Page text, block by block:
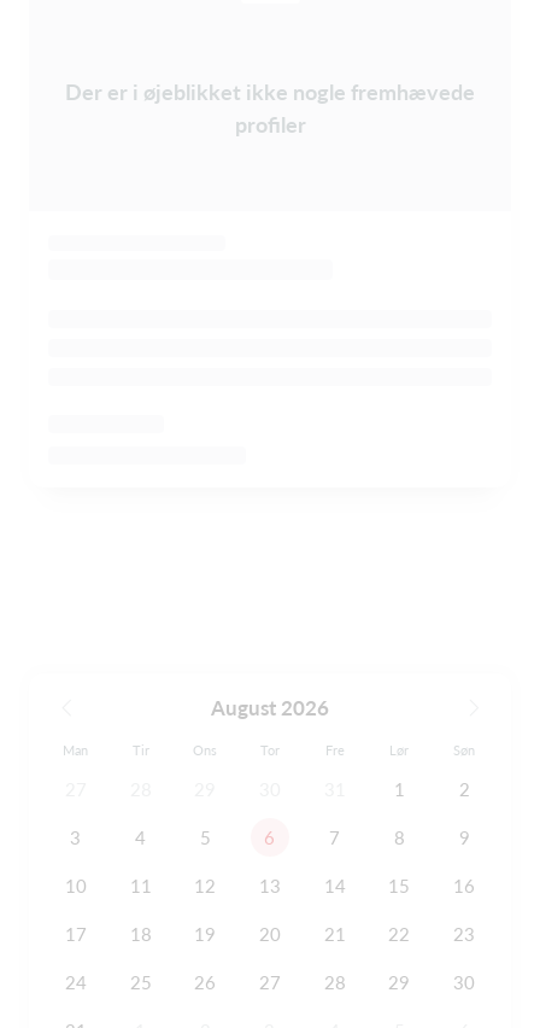
Der er i øjeblikket ikke nogle fremhævede
profiler
August 2026
Man Tir Ons Tor Fre Lør Søn
1 2
3 4 5 6 7 8 9
10 11 12 13 14 15 16
17 18 19 20 21 22 23
24 25 26 27 28 29 30